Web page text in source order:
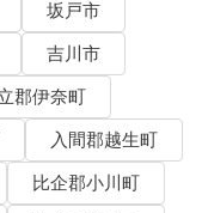
坂戸市
吉川市
郡伊奈町
入間郡越生町
比企郡小川町